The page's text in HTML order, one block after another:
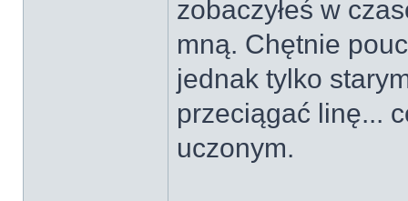
zobaczyłeś w
mną. Chętnie
jednak tylko
przeciągać linę...
uczonym.